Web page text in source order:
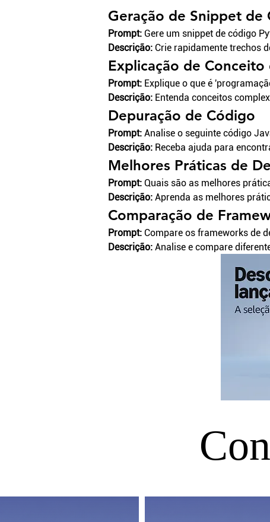
Geração de Snippet de
Prompt: Gere um snippet de código
Descrição: Crie rapidamente trechos
Explicação de
Prompt: Explique o que é
Descrição: Entenda conceitos
Depuração de Código
Prompt: Analise o seguinte código
Descrição: Receba ajuda para
Melhores Práticas de
Prompt: Quais são as melhores
Descrição: Aprenda as melhores
Comparação de
Prompt: Compare os frameworks de
Descrição: Analise e compare